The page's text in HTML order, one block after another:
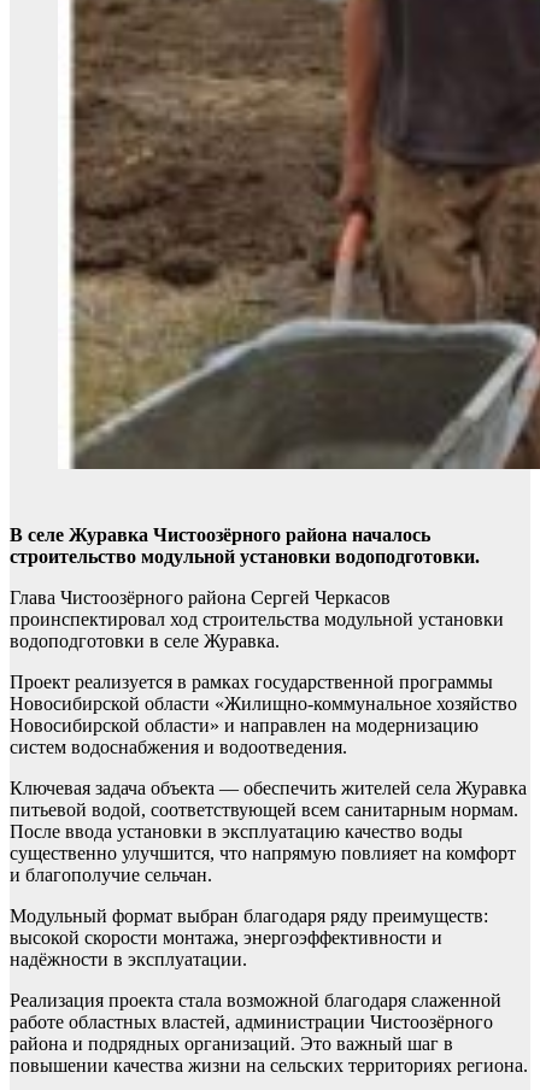
В селе Журавка Чистоозёрного района началось
строительство модульной установки водоподготовки.
Глава Чистоозёрного района Сергей Черкасов
проинспектировал ход строительства модульной установки
водоподготовки в селе Журавка.
Проект реализуется в рамках государственной программы
Новосибирской области «Жилищно‑коммунальное хозяйство
Новосибирской области» и направлен на модернизацию
систем водоснабжения и водоотведения.
Ключевая задача объекта — обеспечить жителей села Журавка
питьевой водой, соответствующей всем санитарным нормам.
После ввода установки в эксплуатацию качество воды
существенно улучшится, что напрямую повлияет на комфорт
и благополучие сельчан.
Модульный формат выбран благодаря ряду преимуществ:
высокой скорости монтажа, энергоэффективности и
надёжности в эксплуатации.
Реализация проекта стала возможной благодаря слаженной
работе областных властей, администрации Чистоозёрного
района и подрядных организаций. Это важный шаг в
повышении качества жизни на сельских территориях региона.